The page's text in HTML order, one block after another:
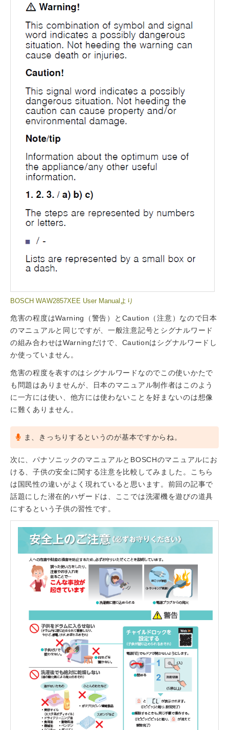
BOSCH WAW2857XEE User Manualより
危害の程度はWarning（警告）とCaution（注意）なので日本
のマニュアルと同じですが、一般注意記号とシグナルワード
の組み合わせはWarningだけで、Cautionはシグナルワードし
か使っていません。
危害の程度を表すのはシグナルワードなのでこの使いかたで
も問題はありませんが、日本のマニュアル制作者はこのよう
に一方には使い、他方には使わないことを好まないのは想像
に難くありません。
ま、きっちりするというのが基本ですからね。
次に、パナソニックのマニュアルとBOSCHのマニュアルにお
ける、子供の安全に関する注意を比較してみました。こちら
は国民性の違いがよく現れていると思います。前回の記事で
話題にした潜在的ハザードは、ここでは洗濯機を遊びの道具
にするという子供の習性です。